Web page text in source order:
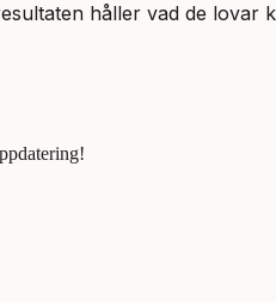
håller vad de lovar